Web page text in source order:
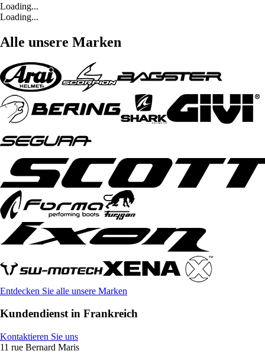
Loading...
Loading...
Alle unsere Marken
Entdecken Sie alle unsere Marken
Kundendienst in Frankreich
Kontaktieren Sie uns
11 rue Bernard Maris